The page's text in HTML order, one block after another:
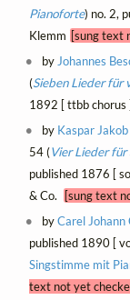
Pianoforte) no. 2,
Klemm [sung text
by Johannes
(Sieben Lieder für
1892 [ ttbb chorus
by Kaspar
54 (Vier Lieder für
published 1876 [
& Co.
[sung text
byCarel Johann
published 1890 [
Singstimme mit
text not yet